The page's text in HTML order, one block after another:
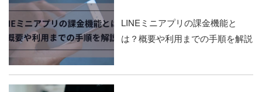
LINEミニアプリの課金機能と
は？概要や利用までの手順を解説